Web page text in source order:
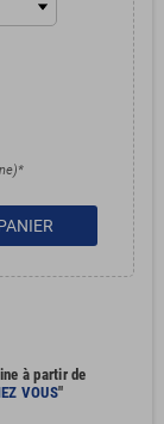
à partir de
VOUS"